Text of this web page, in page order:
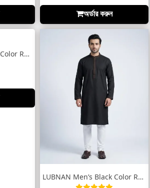
অর্ডার করুন
LUBNAN Men’s Brick Color Regular Fit Pre...
LUBNAN Men’s Black Color Regular Fit Pre...